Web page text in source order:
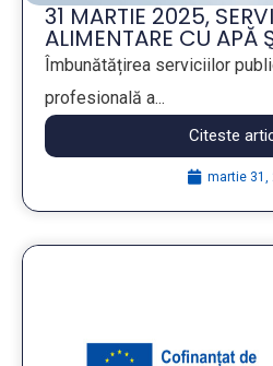
31 MARTIE 2025,
ALIMENTARE CU APĂ
CANALIZARE –
TEHNOLOGII MODERNE
Îmbunătățirea serviciilor
profesională a...
Citeste
martie 31,